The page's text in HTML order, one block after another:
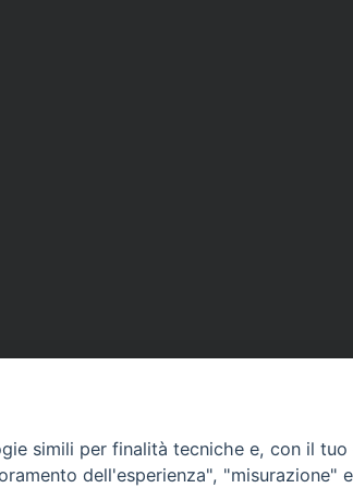
simili per finalità tecniche e, con il
dell'esperienza",